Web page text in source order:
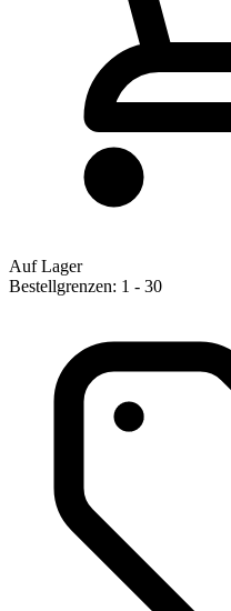
Auf Lager
Bestellgrenzen: 1 - 30